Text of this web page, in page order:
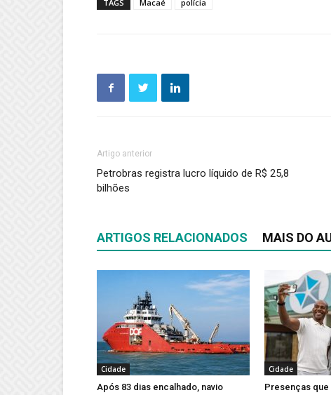
TAGS Macaé polícia
Artigo anterior
Petrobras registra lucro líquido de R$ 25,8
bilhões
ARTIGOS RELACIONADOS MAIS DO
Cidade
Após 83 dias encalhado, navio
Cidade
Presenças